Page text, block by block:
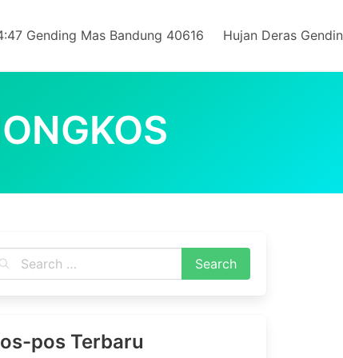
Gending Mas Bandung 40616 Hujan Deras
pos Terbaru